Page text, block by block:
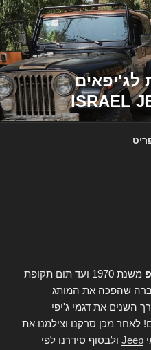
לג'יפאים
משנת 1970 ועד תום תקופת
שהפכה את המותג
השנים את דגמי ג'יפי
לאחר מכן סרקנו וצילמנו את
Jeep ולבסוף סידרנו לפי